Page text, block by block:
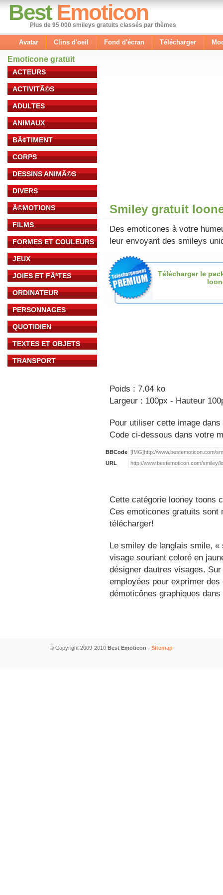
Best Emoticon
Plus de 95 000 smileys gratuits classés par thèmes
Avatar Clins d'oeil Fond d'écran Télécharger
Emoticone gratuit
ACTEURS
ACTIVITÃ©S
ADULTES
ANIMAUX
BÃ¢TIMENT
CORPS
DESSINS ANIMÃ©S
DIVERS
Ã©MOTIONS
FILMS
FORMES ET COULEURS
JEUX
JOIES ET FÃªTES
ORDINATEUR
PERSONNAGES
QUOTIDIEN
TEXTES ET OBJETS
TRANSPORT
Smiley gratuit
Des emoticones à votre
leur envoyant des smileys
Télécharger le
Poids : 7.04 ko
Largeur : 100px - Hauteur
Pour utiliser cette image
Code ci-dessous dans votre
BBCode
URL
Cette catégorie looney toons
Ces emoticones gratuits
télécharger!
Le smiley de langlais smile,
visage souriant coloré en
désigner dautres visages.
employées pour exprimer
démoticônes graphiques
© Copyright 2009-2010 Best Emoticon - Sitemap